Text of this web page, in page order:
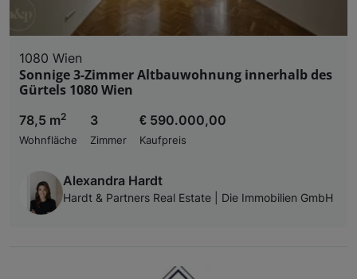
1080 Wien
Sonnige 3-Zimmer Altbauwohnung innerhalb des
Gürtels 1080 Wien
78,5 m2
Wohnfläche
3
Zimmer
€ 590.000,00
Kaufpreis
Alexandra Hardt
Hardt & Partners Real Estate | Die Immobilien GmbH